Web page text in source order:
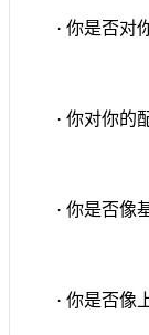
· 你是否对
· 你对你的
· 你是否像
· 你是否像